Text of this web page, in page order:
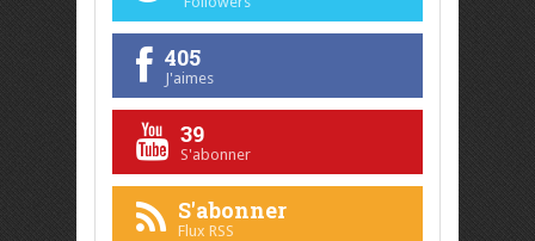
405
J'aimes
39
S'abonner
S'abonner
Flux RSS